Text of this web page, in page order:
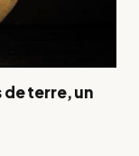
terre, un